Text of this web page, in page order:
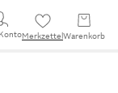
Merkzettel Warenkorb